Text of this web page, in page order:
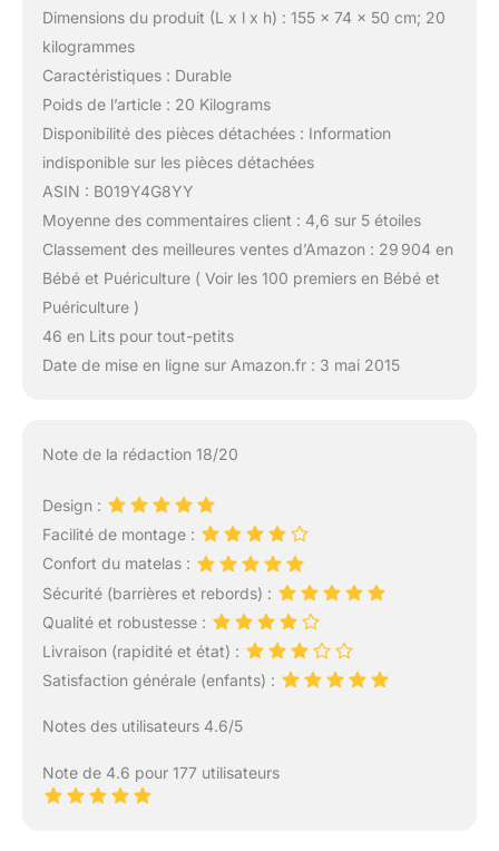
Dimensions du produit (L x l x h) : 155 x 74 x 50 cm; 20
kilogrammes
Caractéristiques : Durable
Poids de l’article : 20 Kilograms
Disponibilité des pièces détachées : Information
indisponible sur les pièces détachées
ASIN : B019Y4G8YY
Moyenne des commentaires client : 4,6 sur 5 étoiles
Classement des meilleures ventes d’Amazon : 29 904 en
Bébé et Puériculture ( Voir les 100 premiers en Bébé et
Puériculture )
46 en Lits pour tout-petits
Date de mise en ligne sur Amazon.fr : 3 mai 2015
Note de la rédaction 18/20
Design :
Facilité de montage :
Confort du matelas :
Sécurité (barrières et rebords) :
Qualité et robustesse :
Livraison (rapidité et état) :
Satisfaction générale (enfants) :
Notes des utilisateurs 4.6/5
Note de 4.6 pour 177 utilisateurs